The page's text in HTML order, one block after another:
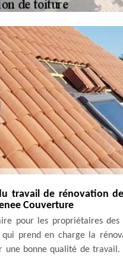
travail de rénovation
Couverture
pour les propriétaires
qui prend en charge la
une bonne qualité de travail.